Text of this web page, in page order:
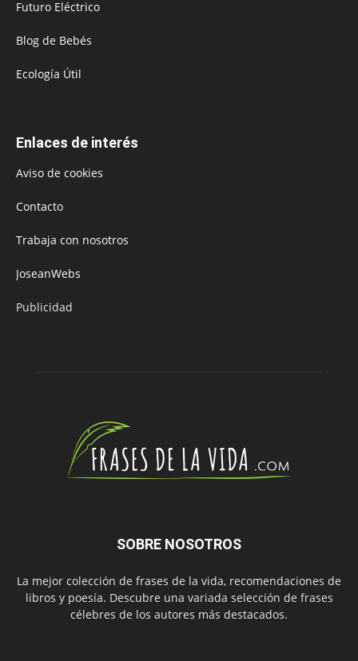
Futuro Eléctrico
Blog de Bebés
Ecología Útil
Enlaces de interés
Aviso de cookies
Contacto
Trabaja con nosotros
JoseanWebs
Publicidad
SOBRE NOSOTROS
La mejor colección de frases de la vida, recomendaciones de
libros y poesía. Descubre una variada selección de frases
célebres de los autores más destacados.